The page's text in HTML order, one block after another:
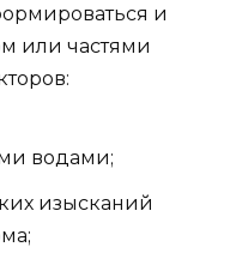
и
или частями
водами;
изысканий